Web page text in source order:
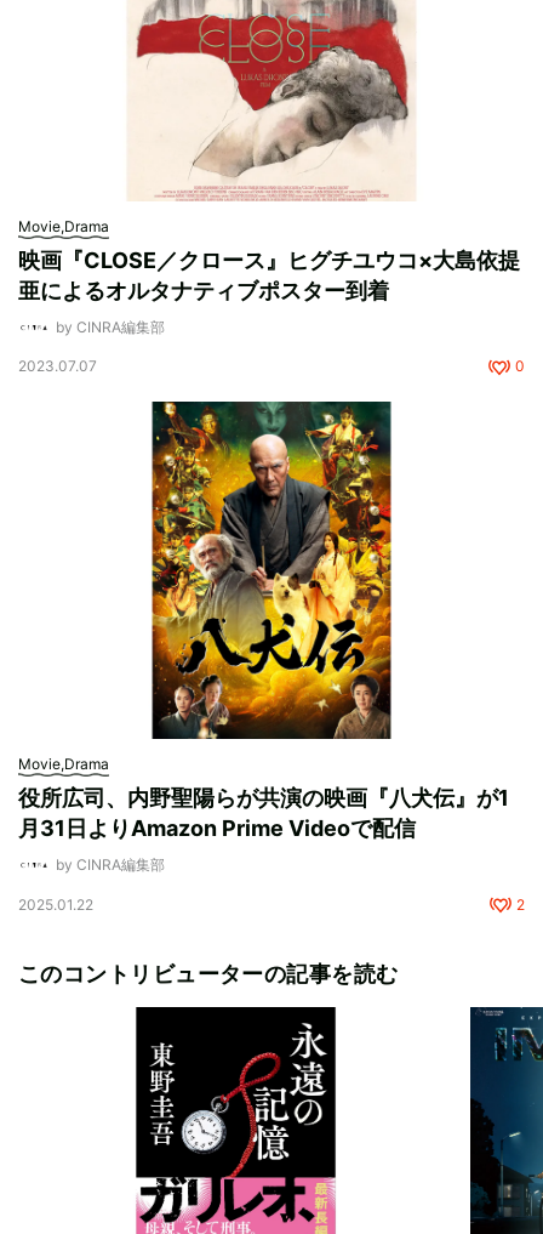
Movie,Drama
映画『CLOSE／クロース』ヒグチユウコ×大島依提
亜によるオルタナティブポスター到着
by CINRA編集部
2023.07.07 0
Movie,Drama
役所広司、内野聖陽らが共演の映画『八犬伝』が1
月31日よりAmazon Prime Videoで配信
by CINRA編集部
2025.01.22 2
このコントリビューターの記事を読む